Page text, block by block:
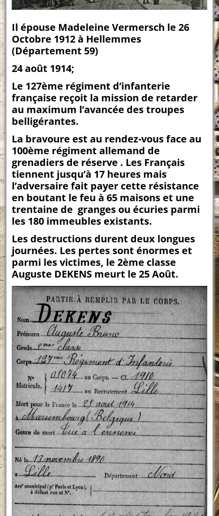
Il épouse Madeleine Vermersch le 26
Octobre 1912 à Hellemmes
(Département 59)
24 août 1914;
Le 127ème régiment d’infanterie
française reçoit la mission de retarder
au maximum l’avancée des troupes
belligérantes.
La bravoure est au rendez-vous face au
100ème régiment allemand de
grenadiers de réserve . Les Français
tiennent jusqu’à 17 heures mais
l’adversaire fait payer cette résistance
en boutant le feu à 65 maisons et une
trentaine de granges ou écuries parmi
les 180 immeubles existants.
Les destructions durent deux longues
journées. Les pertes sont énormes et
parmi les victimes, le 2ème classe
Auguste DEKENS meurt le 25 Août.